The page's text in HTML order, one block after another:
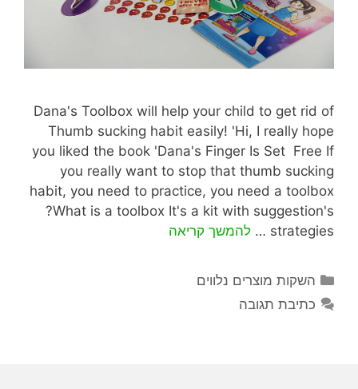
Dana's Toolbox will help your child to get rid of
Thumb sucking habit easily! 'Hi, I really hope
you liked the book 'Dana's Finger Is Set Free If
you really want to stop that thumb sucking
habit, you need to practice, you need a toolbox
?What is a toolbox It's a kit with suggestion's
strategies …
להמשך קריאה
השקות מוצרים נלווים
כתיבת תגובה